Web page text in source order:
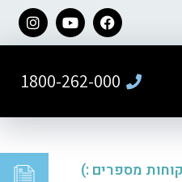
1800-262-000
מספרים :)